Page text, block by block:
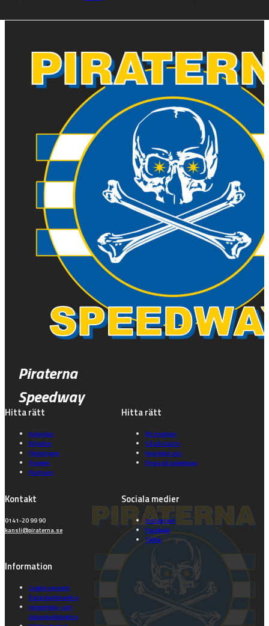
Piraterna
Speedway
Hitta rätt
Kalender
Biljetter
Föreningen
Truppen
Partners
Hitta rätt
Bli medlem
Gå på match
Kontakta oss
Prova på speedway
Kontakt
0141-20 99 90
kansli@piraterna.se
Sociala medier
Instagram
Facebook
TikTok
Information
Cookie consent
Dataskyddspolicy
Integritets- och
dataskyddspolicy